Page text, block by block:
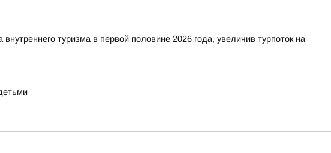
туризма в первой половине 2026 года, увеличив турпоток на